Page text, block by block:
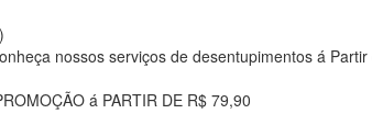
nossos serviços de desentupimentos á
á PARTIR DE R$ 79,90